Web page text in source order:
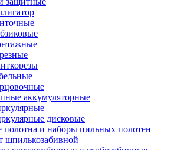
аккумуляторные
дисковые
и наборы пильных полотен
шпилькозабивной